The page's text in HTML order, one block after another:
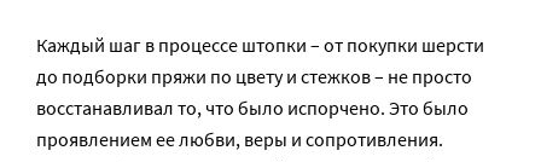
Каждый шаг в процессе штопки – от покупки шерсти
до подборки пряжи по цвету и стежков – не просто
восстанавливал то, что было испорчено. Это было
проявлением ее любви, веры и сопротивления.